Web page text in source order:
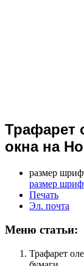
Трафарет
окна на
размер
размер
Печать
Эл. почта
Меню статьи:
Трафарет